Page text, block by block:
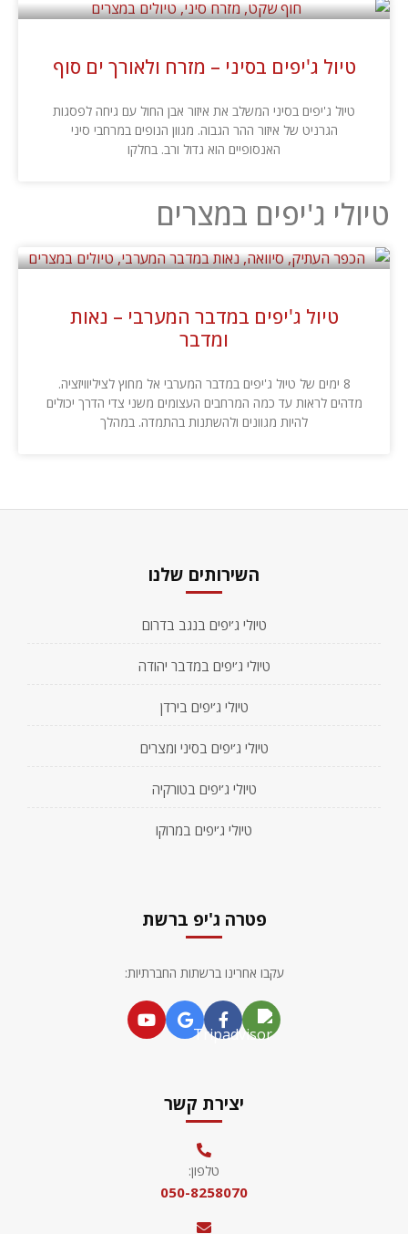
טיול ג'יפים בסיני – מזרח ולאורך ים סוף
טיול ג'יפים בסיני המשלב את איזור אבן החול עם גיחה לפסגות
הגרניט של איזור ההר הגבוה. מגוון הנופים במרחבי סיני
האנסופיים הוא גדול ורב. בחלקו
טיולי ג'יפים במצרים
טיול ג'יפים במדבר המערבי – נאות
ומדבר
8 ימים של טיול ג'יפים במדבר המערבי אל מחוץ לציליוויזציה.
מדהים לראות עד כמה המרחבים העצומים משני צדי הדרך יכולים
להיות מגוונים ולהשתנות בהתמדה. במהלך
השירותים שלנו
טיולי ג’יפים בנגב בדרום
טיולי ג’יפים במדבר יהודה
טיולי ג’יפים בירדן
טיולי ג’יפים בסיני ומצרים
טיולי ג’יפים בטורקיה
טיולי ג’יפים במרוקו
פטרה ג'יפ ברשת
עקבו אחרינו ברשתות החברתיות:
יצירת קשר
טלפון:
050-8258070